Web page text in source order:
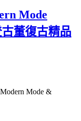
Mode
董復古精品
Mode &